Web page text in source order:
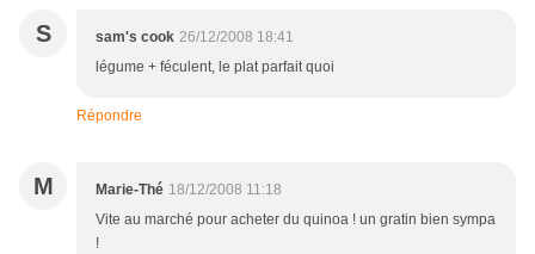
S sam's cook 26/12/2008 18:41
légume + féculent, le plat parfait quoi
Répondre
M Marie-Thé 18/12/2008 11:18
Vite au marché pour acheter du quinoa ! un gratin bien sympa
!